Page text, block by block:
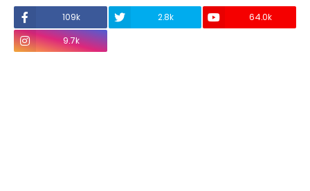
109k 2.8k
64.0k
9.7k